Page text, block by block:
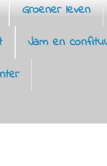
Groener leven
Jam en